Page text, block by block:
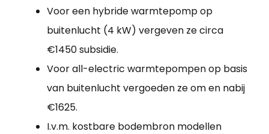
Voor een hybride warmtepomp op
buitenlucht (4 kW) vergeven ze circa
€1450 subsidie.
Voor all-electric warmtepompen op basis
van buitenlucht vergoeden ze om en nabij
€1625.
I.v.m. kostbare bodembron modellen